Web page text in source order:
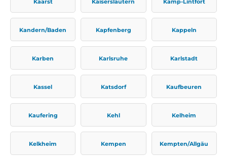
Kandern/Baden Kapfenberg Kappeln
Karben Karlsruhe Karlstadt
Kassel Katsdorf Kaufbeuren
Kaufering Kehl Kelheim
Kelkheim Kempen Kempten/Allgäu